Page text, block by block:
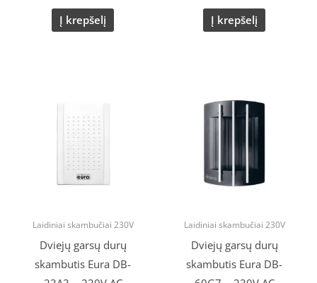
Į krepšelį Į krepšelį
Laidiniai skambučiai 230V
Dviejų garsų durų
skambutis Eura DB-
Laidiniai skambučiai 230V
Dviejų garsų durų
skambutis Eura DB-